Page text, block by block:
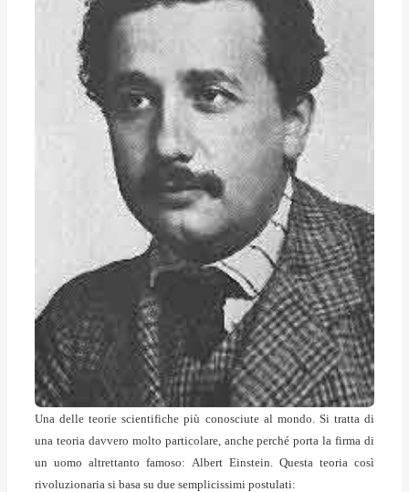
Una delle teorie scientifiche più conosciute al mondo. Si tratta di
una teoria davvero molto particolare, anche perché porta la firma di
un uomo altrettanto famoso: Albert Einstein. Questa teoria così
rivoluzionaria si basa su due semplicissimi postulati: